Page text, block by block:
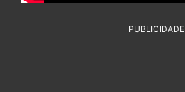
PUBLICIDADE